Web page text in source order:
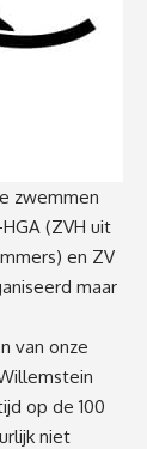
zwemmen
(ZVH uit
en ZV
maar
van onze
op de 100
niet